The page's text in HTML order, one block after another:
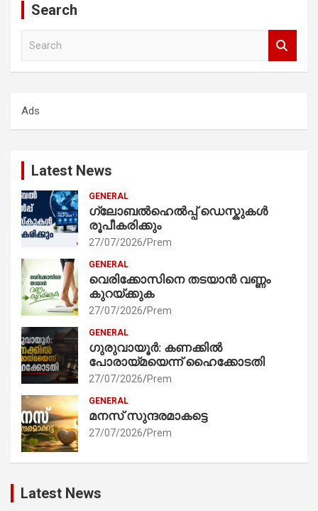
Search
h
Ads
Latest News
GENERAL
ഗ്ലോബൽഹെൽപ്പ് ഡെസ്കുകൾ
രൂപീകരിക്കും
27/07/2026 Prem
GENERAL
വെരിക്കോസിനെ തടയാൻ വണ്ണം
കുറയ്ക്കുക
27/07/2026 Prem
GENERAL
ഗുരുവായൂർ: കണക്കിൽ
പോരായ്മയെന്ന് ഹൈക്കോടതി
27/07/2026 Prem
GENERAL
മനസ് സുന്ദരമാകട്ടെ
27/07/2026 Prem
Latest News